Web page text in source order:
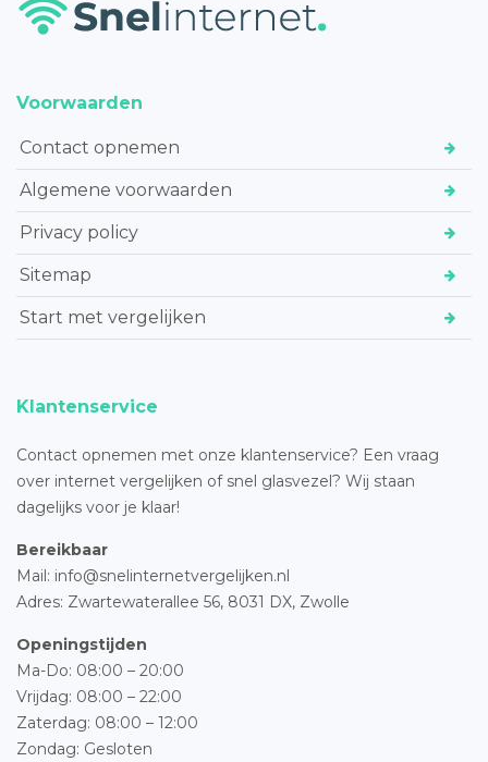
Voorwaarden
Contact opnemen
Algemene voorwaarden
Privacy policy
Sitemap
Start met vergelijken
Klantenservice
Contact opnemen met onze klantenservice? Een vraag
over internet vergelijken of snel glasvezel? Wij staan
dagelijks voor je klaar!
Bereikbaar
Mail: info@snelinternetvergelijken.nl
Adres: Zwartewaterallee 56, 8031 DX, Zwolle
Openingstijden
Ma-Do: 08:00 – 20:00
Vrijdag: 08:00 – 22:00
Zaterdag: 08:00 – 12:00
Zondag: Gesloten